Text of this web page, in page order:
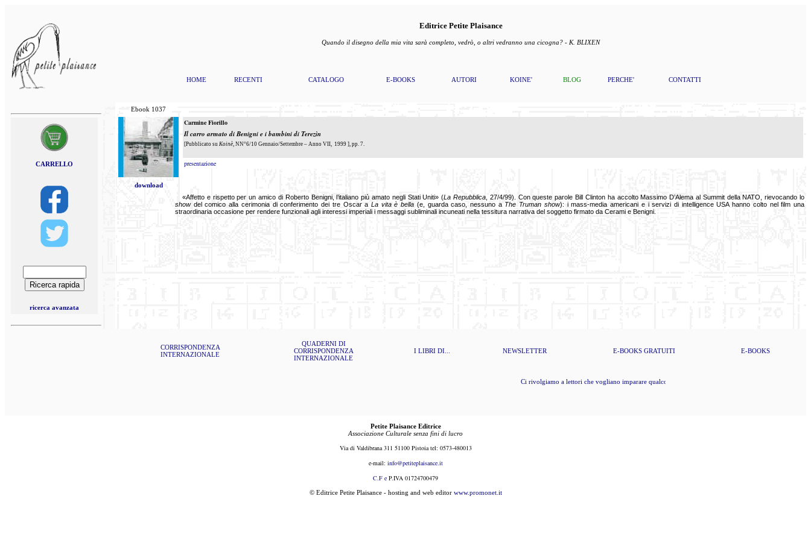
Editrice Petite Plaisance
Quando il disegno della mia vita sarà completo, vedrò, o altri vedranno una cicogna? - K. BLIXEN
HOME RECENTI CATALOGO E-BOOKS AUTORI KOINE' BLOG PERCHE' CONTATTI
CARRELLO
ricerca avanzata
Ebook 1037
Carmine Fiorillo
Il carro armato di Benigni e i bambini di Terezìn
[Pubblicato su Koinè, NN°6/10 Gennaio/Settembre – Anno VII, 1999 ], pp. 7.
presentazione
download
«Affetto e rispetto per un amico di Roberto Benigni, l’italiano più amato negli Stati Uniti» (La Repubblica , 27/4/99). Con queste parole Bill Clinton ha accolto Massimo D’Alema al Summit della NATO, rievocando lo
showdel comico alla cerimonia di conferimento dei tre Oscar a La vita è bella (e, guarda caso, nessuno a The Truman show): i mass-media americani e i servizi di intelligence USA hanno colto nel film una
straordinaria occasione per rendere funzionali agli interessi imperiali i messaggi subliminali incuneati nella tessitura narrativa del soggetto firmato da Cerami e Benigni.
CORRISPONDENZA
INTERNAZIONALE
QUADERNI DI
CORRISPONDENZA
INTERNAZIONALE
I LIBRI DI... NEWSLETTER E-BOOKS GRATUITI E-BOOKS
Ci rivolgiamo a lettori che vogliano imparare qualcosa di nuovo, che dunque vogliano pure pensare da
Petite Plaisance Editrice
Associazione Culturale senza fini di lucro
Via di Valdibrana 311 51100 Pistoia tel: 0573-480013
e-mail: info@petiteplaisance.it
C.F e P.IVA 01724700479
© Editrice Petite Plaisance - hosting and web editor www.promonet.it